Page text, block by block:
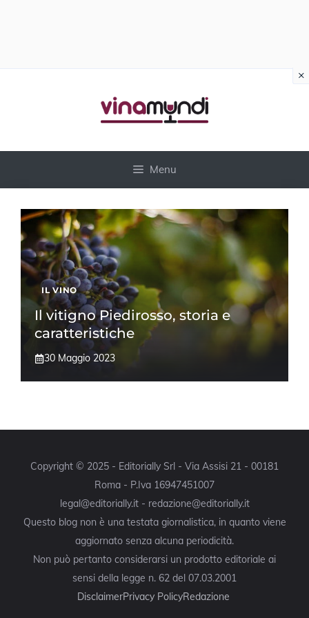
Menu
IL VINO
Il vitigno Piedirosso, storia e
caratteristiche
30 Maggio 2023
Copyright © 2025 - Editorially Srl - Via Assisi 21 - 00181
Roma - P.Iva 16947451007
legal@editorially.it - redazione@editorially.it
Questo blog non è una testata giornalistica, in quanto viene
aggiornato senza alcuna periodicità.
Non può pertanto considerarsi un prodotto editoriale ai
sensi della legge n. 62 del 07.03.2001
DisclaimerPrivacy PolicyRedazione
×